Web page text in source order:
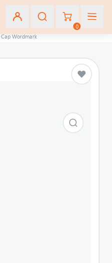
0
Cap Wordmark